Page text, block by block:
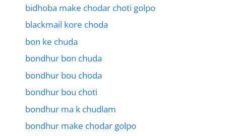
bidhoba make chodar choti golpo
blackmail kore choda
bon ke chuda
bondhur bon chuda
bondhur bou choda
bondhur bou choti
bondhur ma k chudlam
bondhur make chodar golpo